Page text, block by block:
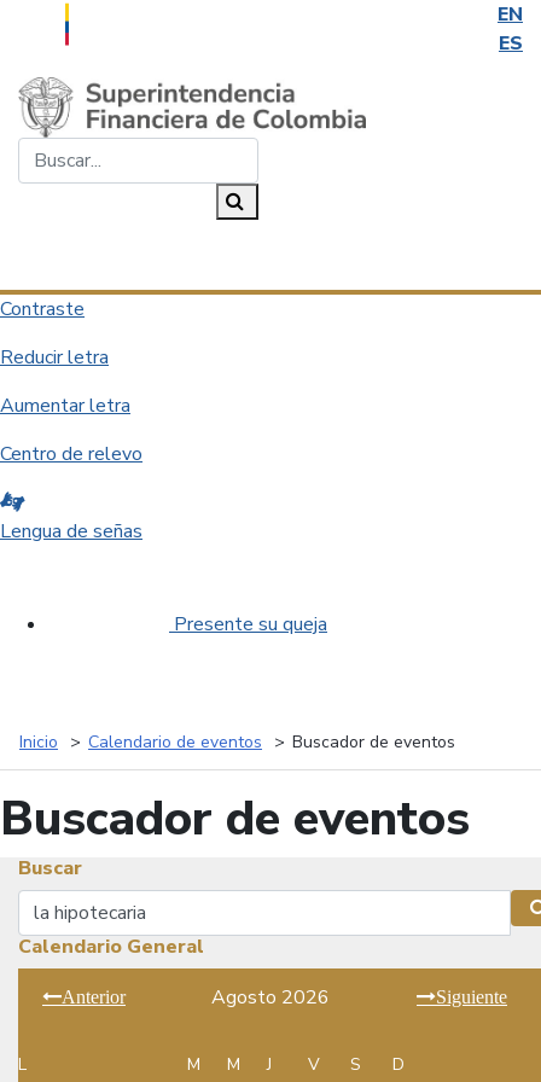
EN
ES
Saltar al contenido principal
Contraste
Reducir letra
Aumentar letra
Centro de relevo
Lengua de señas
Presente su queja
Inicio Calendario de eventos Buscador de eventos
Buscador de eventos
Buscar
Buscar
Calendario General
Anterior Agosto 2026 Siguiente
L M M J V S D